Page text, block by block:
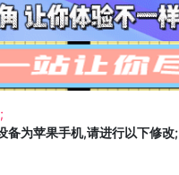
备为苹果手机,请进行以下修改;